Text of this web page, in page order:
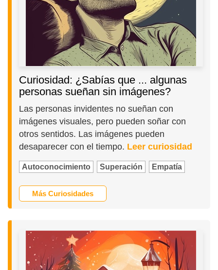
Curiosidad: ¿Sabías que ... algunas
personas sueñan sin imágenes?
Las personas invidentes no sueñan con
imágenes visuales, pero pueden soñar con
otros sentidos. Las imágenes pueden
desaparecer con el tiempo. Leer curiosidad
Autoconocimiento Superación Empatía
Más Curiosidades